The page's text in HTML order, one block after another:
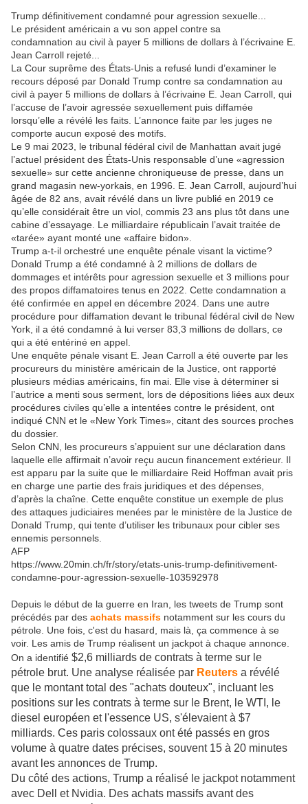
Trump définitivement condamné pour agression sexuelle...
Le président américain a vu son appel contre sa
condamnation au civil à payer 5 millions de dollars à l’écrivaine E.
Jean Carroll rejeté...
La Cour suprême des États-Unis a refusé lundi d’examiner le
recours déposé par Donald Trump contre sa condamnation au
civil à payer 5 millions de dollars à l’écrivaine E. Jean Carroll, qui
l’accuse de l’avoir agressée sexuellement puis diffamée
lorsqu’elle a révélé les faits. L’annonce faite par les juges ne
comporte aucun exposé des motifs.
Le 9 mai 2023, le tribunal fédéral civil de Manhattan avait jugé
l’actuel président des États-Unis responsable d’une «agression
sexuelle» sur cette ancienne chroniqueuse de presse, dans un
grand magasin new-yorkais, en 1996. E. Jean Carroll, aujourd’hui
âgée de 82 ans, avait révélé dans un livre publié en 2019 ce
qu’elle considérait être un viol, commis 23 ans plus tôt dans une
cabine d’essayage. Le milliardaire républicain l’avait traitée de
«tarée» ayant monté une «affaire bidon».
Trump a-t-il orchestré une enquête pénale visant la victime?
Donald Trump a été condamné à 2 millions de dollars de
dommages et intérêts pour agression sexuelle et 3 millions pour
des propos diffamatoires tenus en 2022. Cette condamnation a
été confirmée en appel en décembre 2024. Dans une autre
procédure pour diffamation devant le tribunal fédéral civil de New
York, il a été condamné à lui verser 83,3 millions de dollars, ce
qui a été entériné en appel.
Une enquête pénale visant E. Jean Carroll a été ouverte par les
procureurs du ministère américain de la Justice, ont rapporté
plusieurs médias américains, fin mai. Elle vise à déterminer si
l’autrice a menti sous serment, lors de dépositions liées aux deux
procédures civiles qu’elle a intentées contre le président, ont
indiqué CNN et le «New York Times», citant des sources proches
du dossier.
Selon CNN, les procureurs s’appuient sur une déclaration dans
laquelle elle affirmait n’avoir reçu aucun financement extérieur. Il
est apparu par la suite que le milliardaire Reid Hoffman avait pris
en charge une partie des frais juridiques et des dépenses,
d’après la chaîne. Cette enquête constitue un exemple de plus
des attaques judiciaires menées par le ministère de la Justice de
Donald Trump, qui tente d’utiliser les tribunaux pour cibler ses
ennemis personnels.
AFP
https://www.20min.ch/fr/story/etats-unis-trump-definitivement-
condamne-pour-agression-sexuelle-103592978
Depuis le début de la guerre en Iran, les tweets de Trump sont
précédés par des achats massifs notamment sur les cours du
pétrole. Une fois, c'est du hasard, mais là, ça commence à se
voir. Les amis de Trump réalisent un jackpot à chaque annonce.
On a identifié $2,6 milliards de contrats à terme sur le
pétrole brut. Une analyse réalisée par Reuters a révélé
que le montant total des "achats douteux", incluant les
positions sur les contrats à terme sur le Brent, le WTI, le
diesel européen et l'essence US, s'élevaient à $7
milliards. Ces paris colossaux ont été passés en gros
volume à quatre dates précises, souvent 15 à 20 minutes
avant les annonces de Trump.
Du côté des actions, Trump a réalisé le jackpot notamment
avec Dell et Nvidia. Des achats massifs avant des